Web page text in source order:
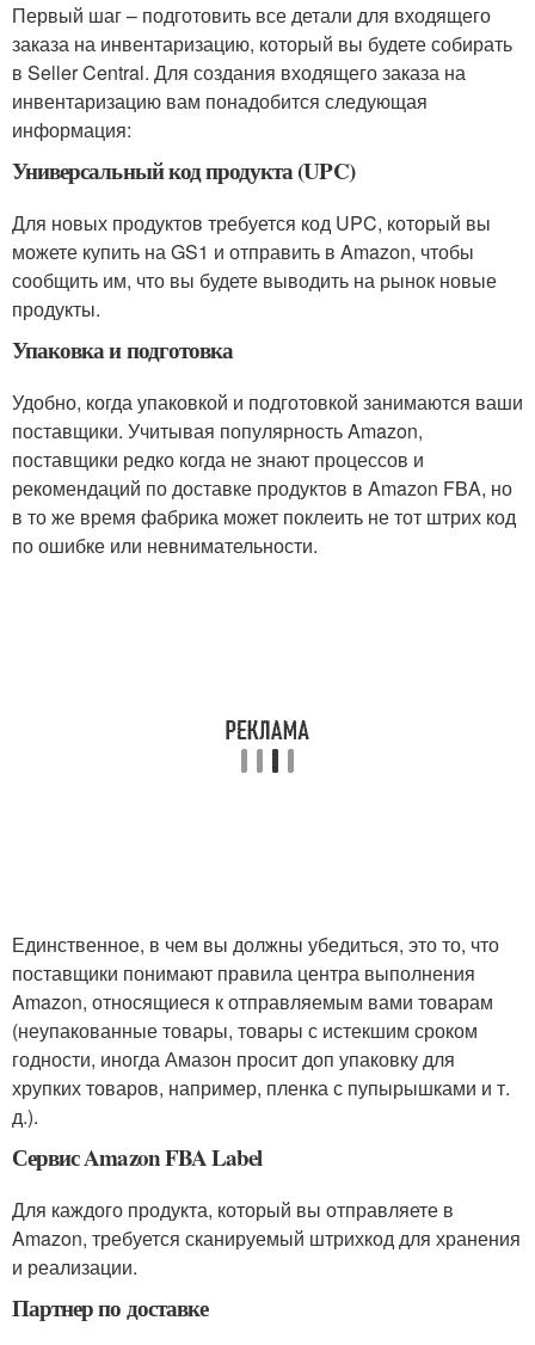
Первый шаг – подготовить все детали для входящего
заказа на инвентаризацию, который вы будете собирать
в Seller Central. Для создания входящего заказа на
инвентаризацию вам понадобится следующая
информация:
Универсальный код продукта (UPC)
Для новых продуктов требуется код UPC, который вы
можете купить на GS1 и отправить в Amazon, чтобы
сообщить им, что вы будете выводить на рынок новые
продукты.
Упаковка и подготовка
Удобно, когда упаковкой и подготовкой занимаются ваши
поставщики. Учитывая популярность Amazon,
поставщики редко когда не знают процессов и
рекомендаций по доставке продуктов в Amazon FBA, но
в то же время фабрика может поклеить не тот штрих код
по ошибке или невнимательности.
Единственное, в чем вы должны убедиться, это то, что
поставщики понимают правила центра выполнения
Amazon, относящиеся к отправляемым вами товарам
(неупакованные товары, товары с истекшим сроком
годности, иногда Амазон просит доп упаковку для
хрупких товаров, например, пленка с пупырышками и т.
д.).
Сервис Amazon FBA Label
Для каждого продукта, который вы отправляете в
Amazon, требуется сканируемый штрихкод для хранения
и реализации.
Партнер по доставке